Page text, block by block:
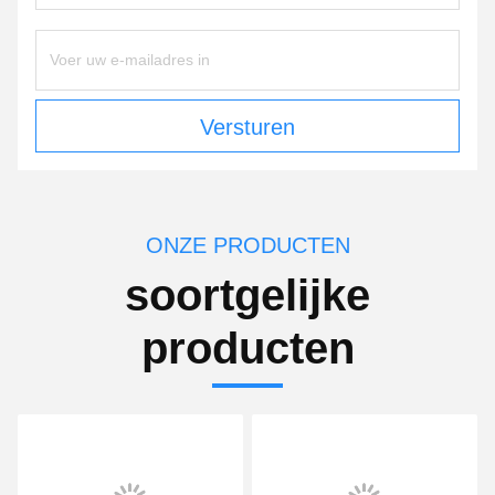
Versturen
ONZE PRODUCTEN
soortgelijke
producten